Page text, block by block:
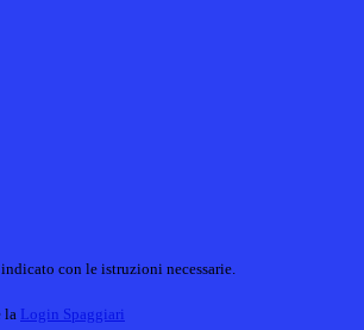
con le istruzioni necessarie.
la Login Spaggiari